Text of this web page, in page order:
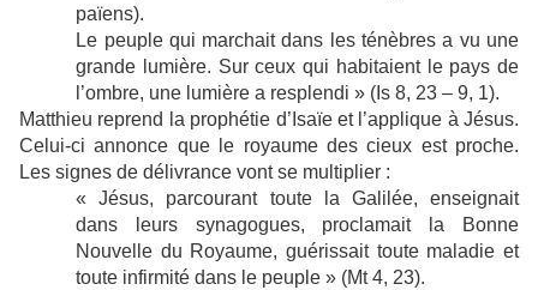
païens).
Le peuple qui marchait dans les ténèbres a vu une
grande lumière. Sur ceux qui habitaient le pays de
l’ombre, une lumière a resplendi » (Is 8, 23 – 9, 1).
Matthieu reprend la prophétie d’Isaïe et l’applique à Jésus.
Celui-ci annonce que le royaume des cieux est proche.
Les signes de délivrance vont se multiplier :
« Jésus, parcourant toute la Galilée, enseignait
dans leurs synagogues, proclamait la Bonne
Nouvelle du Royaume, guérissait toute maladie et
toute infirmité dans le peuple » (Mt 4, 23).